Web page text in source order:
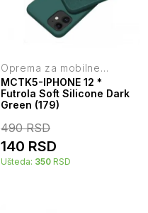
Oprema za mobilne
telefone
MCTK5-IPHONE 12 *
Futrola Soft Silicone Dark
Green (179)
490RSD
140 RSD
Ušteda: 350 RSD